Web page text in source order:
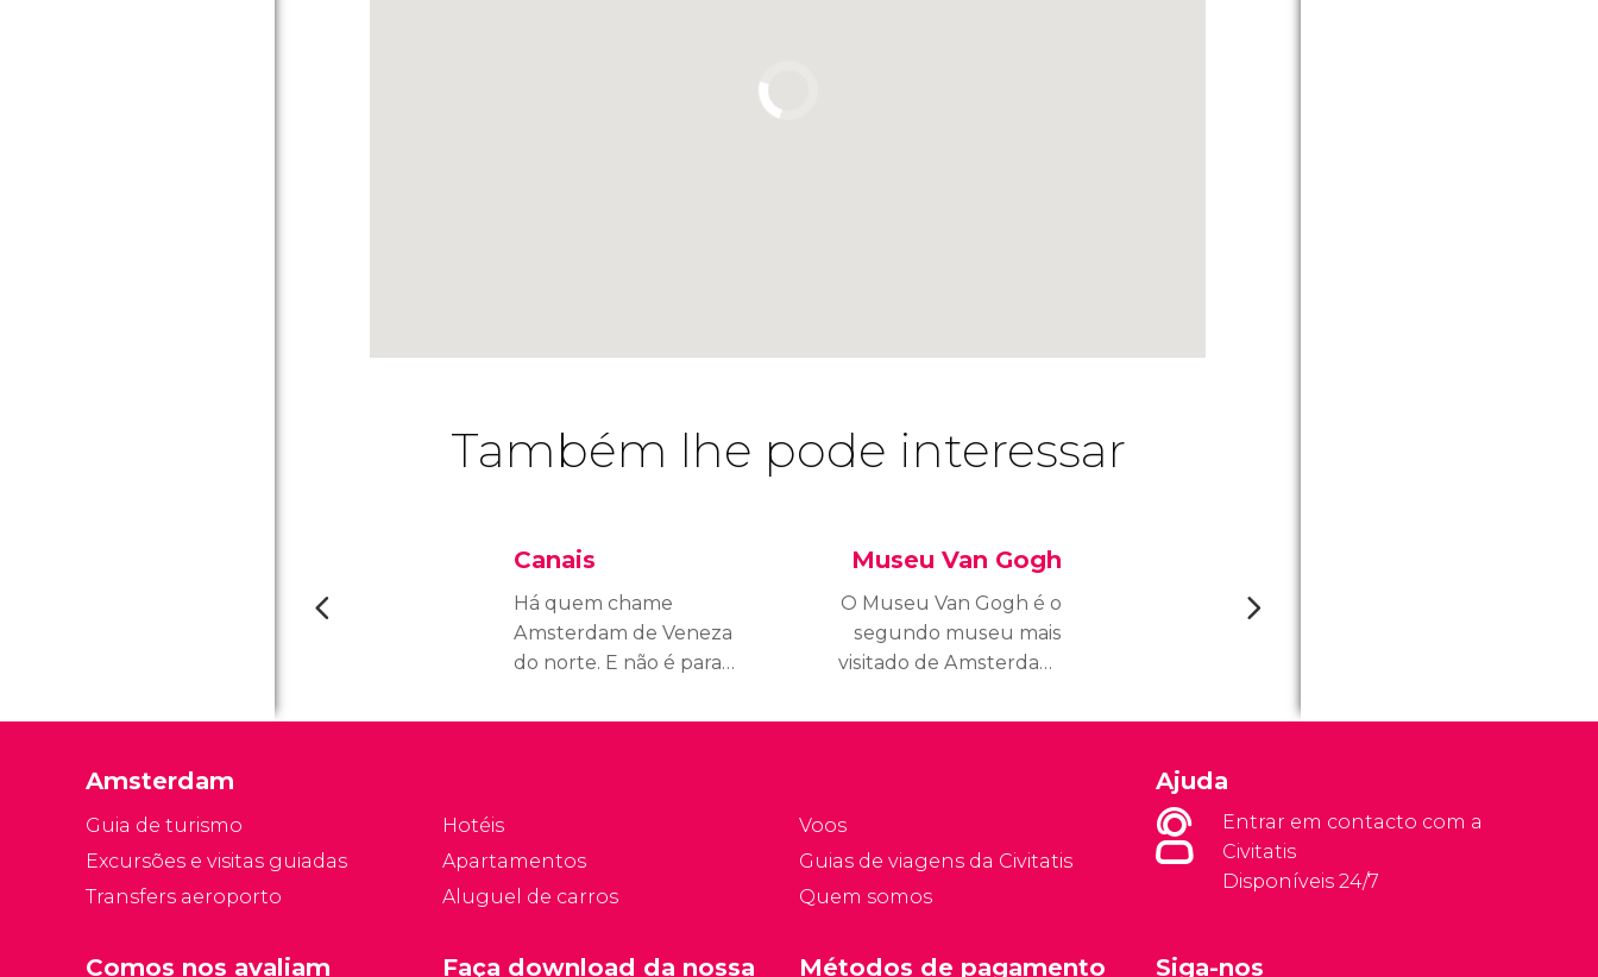
Também lhe pode interessar
Canais
Há quem chame
Amsterdam de Veneza
do norte. E não é para
holandesa, há mais de
Museu Van Gogh
O Museu Van Gogh é o
segundo museu mais
visitado de Amsterdam,
de visitantes por ano.
Amsterdam
Guia de turismo
Excursões e visitas guiadas
Transfers aeroporto
Hotéis
Apartamentos
Aluguel de carros
Voos
Guias de viagens da Civitatis
Quem somos
Ajuda
Entrar em contacto com a
Civitatis
Disponíveis 24/7
Comos nos avaliam Siga-nos
Faça download da nossa Métodos de pagamento